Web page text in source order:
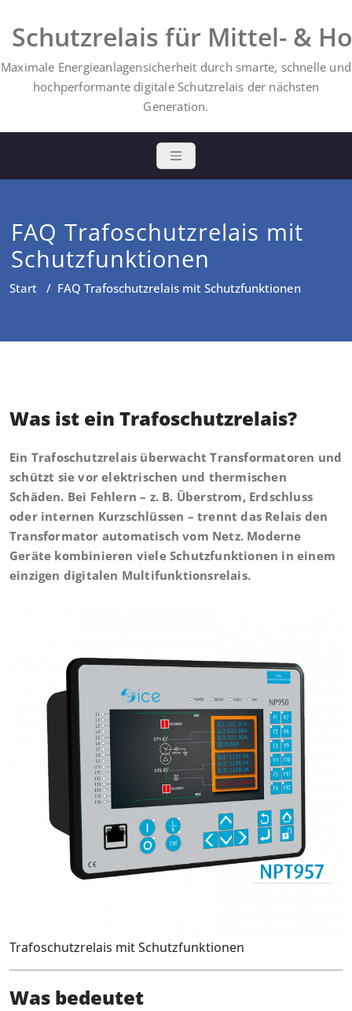
Schutzrelais für Mittel- &
Maximale Energieanlagensicherheit durch smarte, schnelle und
hochperformante digitale Schutzrelais der nächsten
Generation.
FAQ Trafoschutzrelais mit
Schutzfunktionen
Start / FAQ Trafoschutzrelais mit Schutzfunktionen
Was ist ein Trafoschutzrelais?
Ein Trafoschutzrelais überwacht Transformatoren und
schützt sie vor elektrischen und thermischen
Schäden. Bei Fehlern – z. B. Überstrom, Erdschluss
oder internen Kurzschlüssen – trennt das Relais den
Transformator automatisch vom Netz. Moderne
Geräte kombinieren viele Schutzfunktionen in einem
einzigen digitalen Multifunktionsrelais.
Trafoschutzrelais mit Schutzfunktionen
Was bedeutet